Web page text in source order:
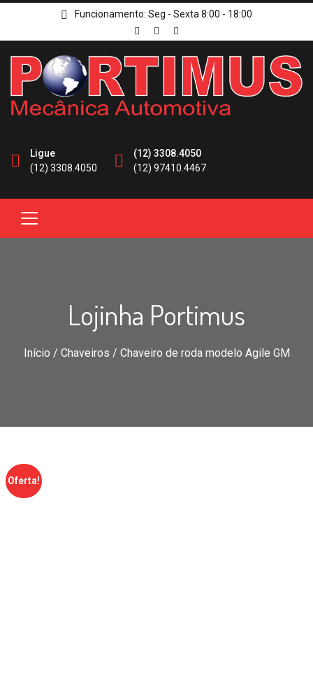
Funcionamento: Seg - Sexta 8:00 - 18:00
Ligue
(12) 3308.4050
(12) 3308.4050
(12) 97410.4467
Lojinha Portimus
Início / Chaveiros / Chaveiro de roda modelo Agile GM
Oferta!